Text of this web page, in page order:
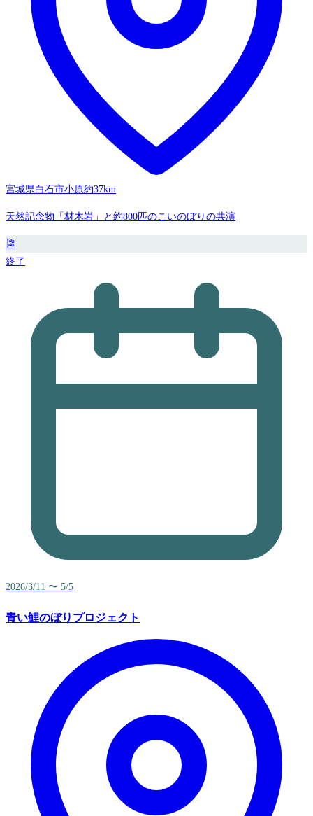
宮城県白石市小原約37km
天然記念物「材木岩」と約800匹のこいのぼりの共演
🎏
終了
2026/3/11 〜 5/5
青い鯉のぼりプロジェクト